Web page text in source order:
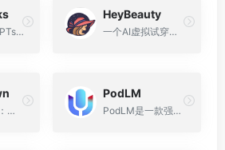
一个开源的 GPTs 网址导航站
HeyBeauty
一个AI虚拟试穿平台，提供AI虚拟试衣间，可以在线试穿衣服
知了zKnown：致力于信息降噪 / 阅读提效的个人知识助手。
PodLM
PodLM是一款强大的AI播客生成工具